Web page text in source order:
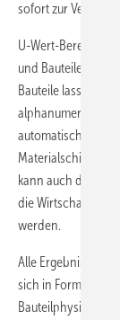
sofort zur Verfügung.
U-Wert-
und Bauteile
Bauteile lassen
alphanumerisch
automatisch
Materialschichten
kann auch das
die
werden.
Alle Ergebnisse
sich in Form von
Bauteilphysik, zu